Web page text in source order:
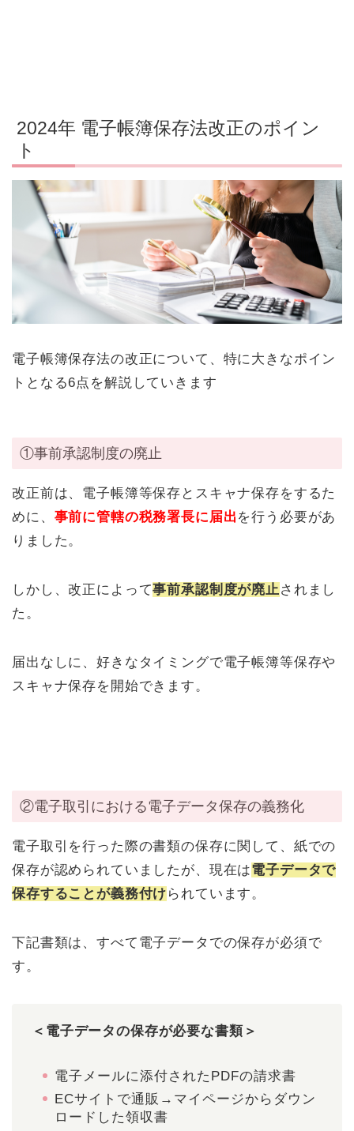
2024年 電子帳簿保存法改正のポイン
ト
電子帳簿保存法の改正について、特に大きなポイン
トとなる6点を解説していきます
①事前承認制度の廃止
改正前は、電子帳簿等保存とスキャナ保存をするた
めに、 事前に管轄の税務署長に届出 を行う必要があ
りました。
しかし、改正によって事前承認制度が廃止されまし
た。
届出なしに、好きなタイミングで電子帳簿等保存や
スキャナ保存を開始できます。
②電子取引における電子データ保存の義務化
電子取引を行った際の書類の保存に関して、紙での
保存が認められていましたが、現在は電子データで
保存することが義務付け られています。
下記書類は、すべて電子データでの保存が必須で
す。
＜電子データの保存が必要な書類＞
電子メールに添付されたPDFの請求書
ECサイトで通販→マイページからダウン
ロードした領収書